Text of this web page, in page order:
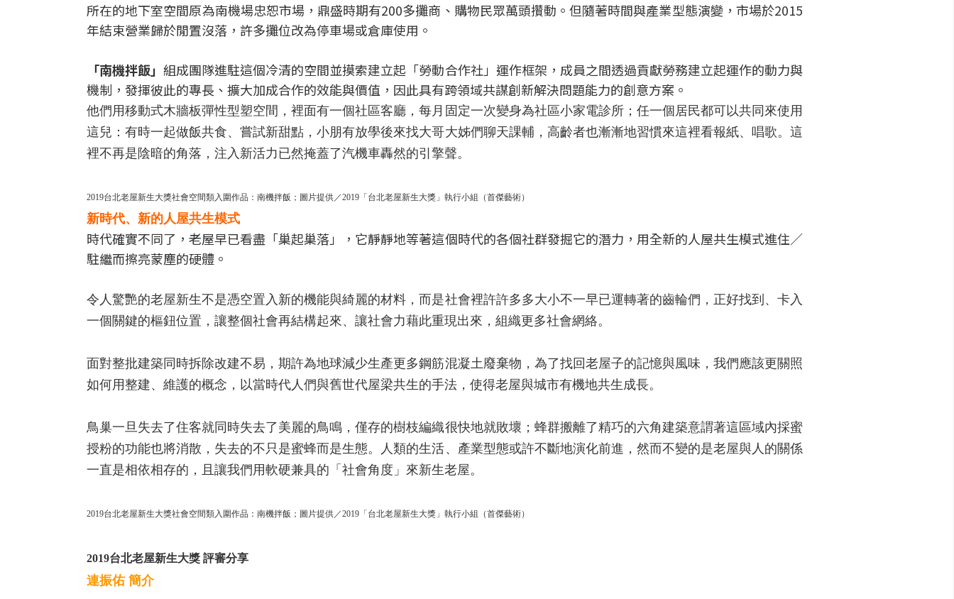
所在的地下室空間原為南機場忠恕市場，鼎盛時期有200多攤商、購物民眾萬頭攢動。但隨著時間與產業型態演變，市場於2015
年結束營業歸於閒置沒落，許多攤位改為停車場或倉庫使用。
「南機拌飯」組成團隊進駐這個冷清的空間並摸索建立起「勞動合作社」運作框架，成員之間透過貢獻勞務建立起運作的動力與
機制，發揮彼此的專長、擴大加成合作的效能與價值，因此具有跨領域共謀創新解決問題能力的創意方案。
他們用移動式木牆板彈性型塑空間，裡面有一個社區客廳，每月固定一次變身為社區小家電診所；任一個居民都可以共同來使用
這兒：有時一起做飯共食、嘗試新甜點，小朋有放學後來找大哥大姊們聊天課輔，高齡者也漸漸地習慣來這裡看報紙、唱歌。這
裡不再是陰暗的角落，注入新活力已然掩蓋了汽機車轟然的引擎聲。
2019台北老屋新生大獎社會空間類入圍作品：南機拌飯；圖片提供／2019「台北老屋新生大獎」執行小組（首傑藝術）
新時代、新的人屋共生模式
時代確實不同了，老屋早已看盡「巢起巢落」，它靜靜地等著這個時代的各個社群發掘它的潛力，用全新的人屋共生模式進住／
駐繼而擦亮蒙塵的硬體。
令人驚艷的老屋新生不是憑空置入新的機能與綺麗的材料，而是社會裡許許多多大小不一早已運轉著的齒輪們，正好找到、卡入
一個關鍵的樞鈕位置，讓整個社會再結構起來、讓社會力藉此重現出來，組織更多社會網絡。
面對整批建築同時拆除改建不易，期許為地球減少生產更多鋼筋混凝土廢棄物，為了找回老屋子的記憶與風味，我們應該更關照
如何用整建、維護的概念，以當時代人們與舊世代屋梁共生的手法，使得老屋與城市有機地共生成長。
鳥巢一旦失去了住客就同時失去了美麗的鳥鳴，僅存的樹枝編織很快地就敗壞；蜂群搬離了精巧的六角建築意謂著這區域內採蜜
授粉的功能也將消散，失去的不只是蜜蜂而是生態。人類的生活、產業型態或許不斷地演化前進，然而不變的是老屋與人的關係
一直是相依相存的，且讓我們用軟硬兼具的「社會角度」來新生老屋。
2019台北老屋新生大獎社會空間類入圍作品：南機拌飯；圖片提供／2019「台北老屋新生大獎」執行小組（首傑藝術）
2019台北老屋新生大獎 評審分享
連振佑 簡介